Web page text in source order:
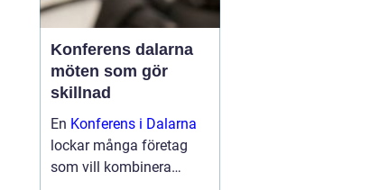
Konferens dalarna
möten som gör
skillnad
En Konferens i Dalarna
lockar många företag
som vill kombinera